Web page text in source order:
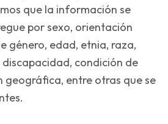
que la información se
por sexo, orientación
género, edad, etnia, raza,
condición de
geográfica, entre otras que se